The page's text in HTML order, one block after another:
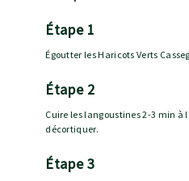
étape 1
Égoutter les Haricots Verts
étape 2
Cuire les langoustines 2-3 min à
décortiquer.
étape 3